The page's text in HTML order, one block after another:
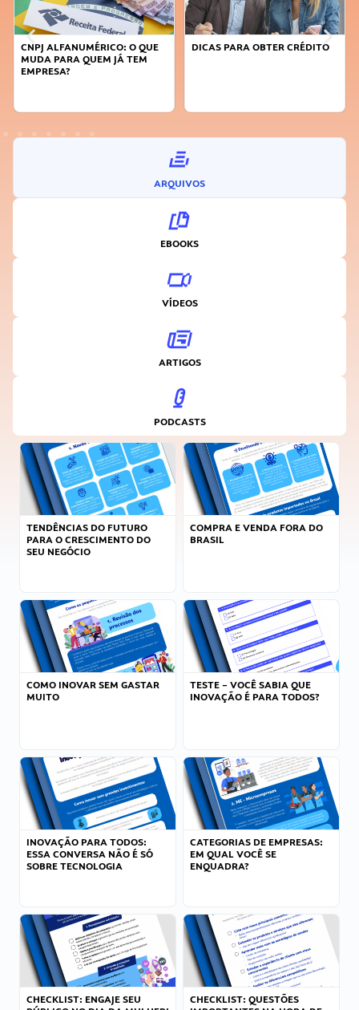
DICAS PARA OBTER CRÉDITO
FAÇA A DIFERENÇA: SEJA
ARQUIVOS
EBOOKS
VÍDEOS
ARTIGOS
PODCASTS
TENDÊNCIAS DO FUTURO
PARA O CRESCIMENTO DO
SEU NEGÓCIO
COMPRA E VENDA FORA DO
BRASIL
COMO INOVAR SEM GASTAR
MUITO
TESTE – VOCÊ SABIA QUE
INOVAÇÃO É PARA TODOS?
INOVAÇÃO PARA TODOS:
ESSA CONVERSA NÃO É SÓ
SOBRE TECNOLOGIA
CATEGORIAS DE EMPRESAS:
EM QUAL VOCÊ SE
ENQUADRA?
CHECKLIST: ENGAJE SEU
CHECKLIST: QUESTÕES